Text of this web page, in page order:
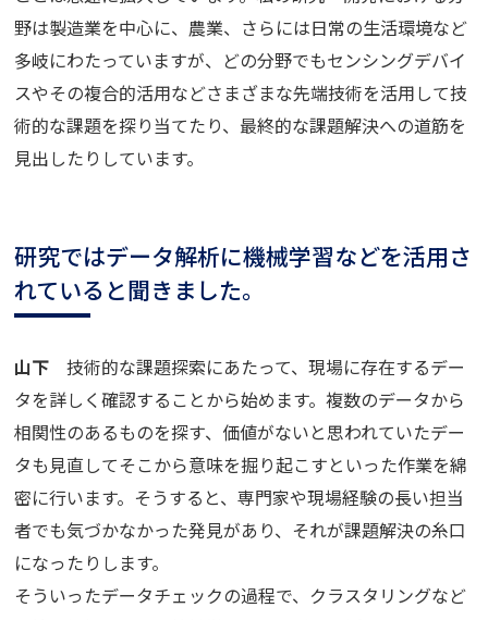
野は製造業を中心に、農業、さらには日常の生活環境など
多岐にわたっていますが、どの分野でもセンシングデバイ
スやその複合的活用などさまざまな先端技術を活用して技
術的な課題を探り当てたり、最終的な課題解決への道筋を
見出したりしています。
研究ではデータ解析に機械学習などを活用さ
れていると聞きました。
山下 技術的な課題探索にあたって、現場に存在するデー
タを詳しく確認することから始めます。複数のデータから
相関性のあるものを探す、価値がないと思われていたデー
タも見直してそこから意味を掘り起こすといった作業を綿
密に行います。そうすると、専門家や現場経験の長い担当
者でも気づかなかった発見があり、それが課題解決の糸口
になったりします。
そういったデータチェックの過程で、クラスタリングなど